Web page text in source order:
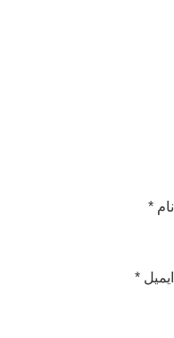
*
*